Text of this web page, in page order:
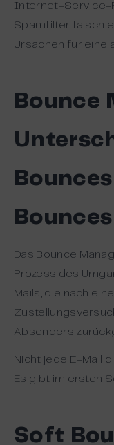
Internet-Service-
Spamfilter falsch
Ursachen für eine
Bounce
Bounces
Das Bounce
Prozess des
Mails, die nach
Absenders
Nicht jede E-Mail
Es gibt im ersten
Soft